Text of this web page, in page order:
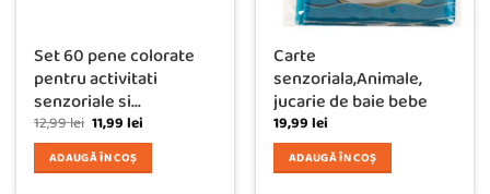
Set 60 pene colorate
pentru activitati
senzoriale si...
12,99lei Prețul
inițial
a
fost:
12,99 lei.
11,99lei
este:
ADAUGĂ ÎN COȘ
Carte
senzoriala,Animale,
jucarie de baie bebe
19,99lei
ADAUGĂ ÎN COȘ